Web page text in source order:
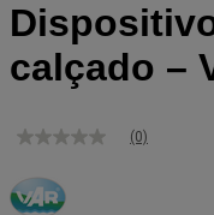
calçado –
Sem
de
classificação
(0)